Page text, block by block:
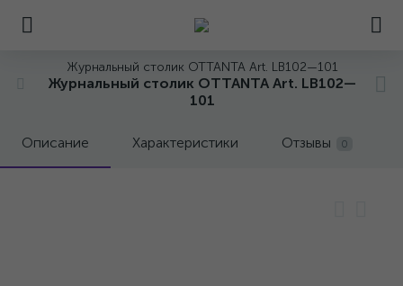
Журнальный столик OTTANTA Art. LB102—101
Журнальный столик OTTANTA Art. LB102—
101
Описание Характеристики Отзывы 0